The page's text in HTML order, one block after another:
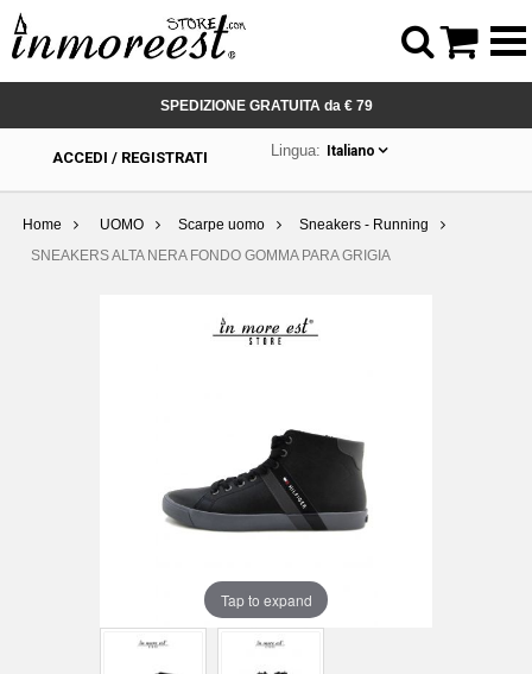
SPEDIZIONE GRATUITA da € 79
ACCEDI / REGISTRATI Lingua: Italiano
Home UOMO Scarpe uomo
Sneakers - Running
SNEAKERS ALTA NERA FONDO GOMMA PARA GRIGIA
Tap to expand
 